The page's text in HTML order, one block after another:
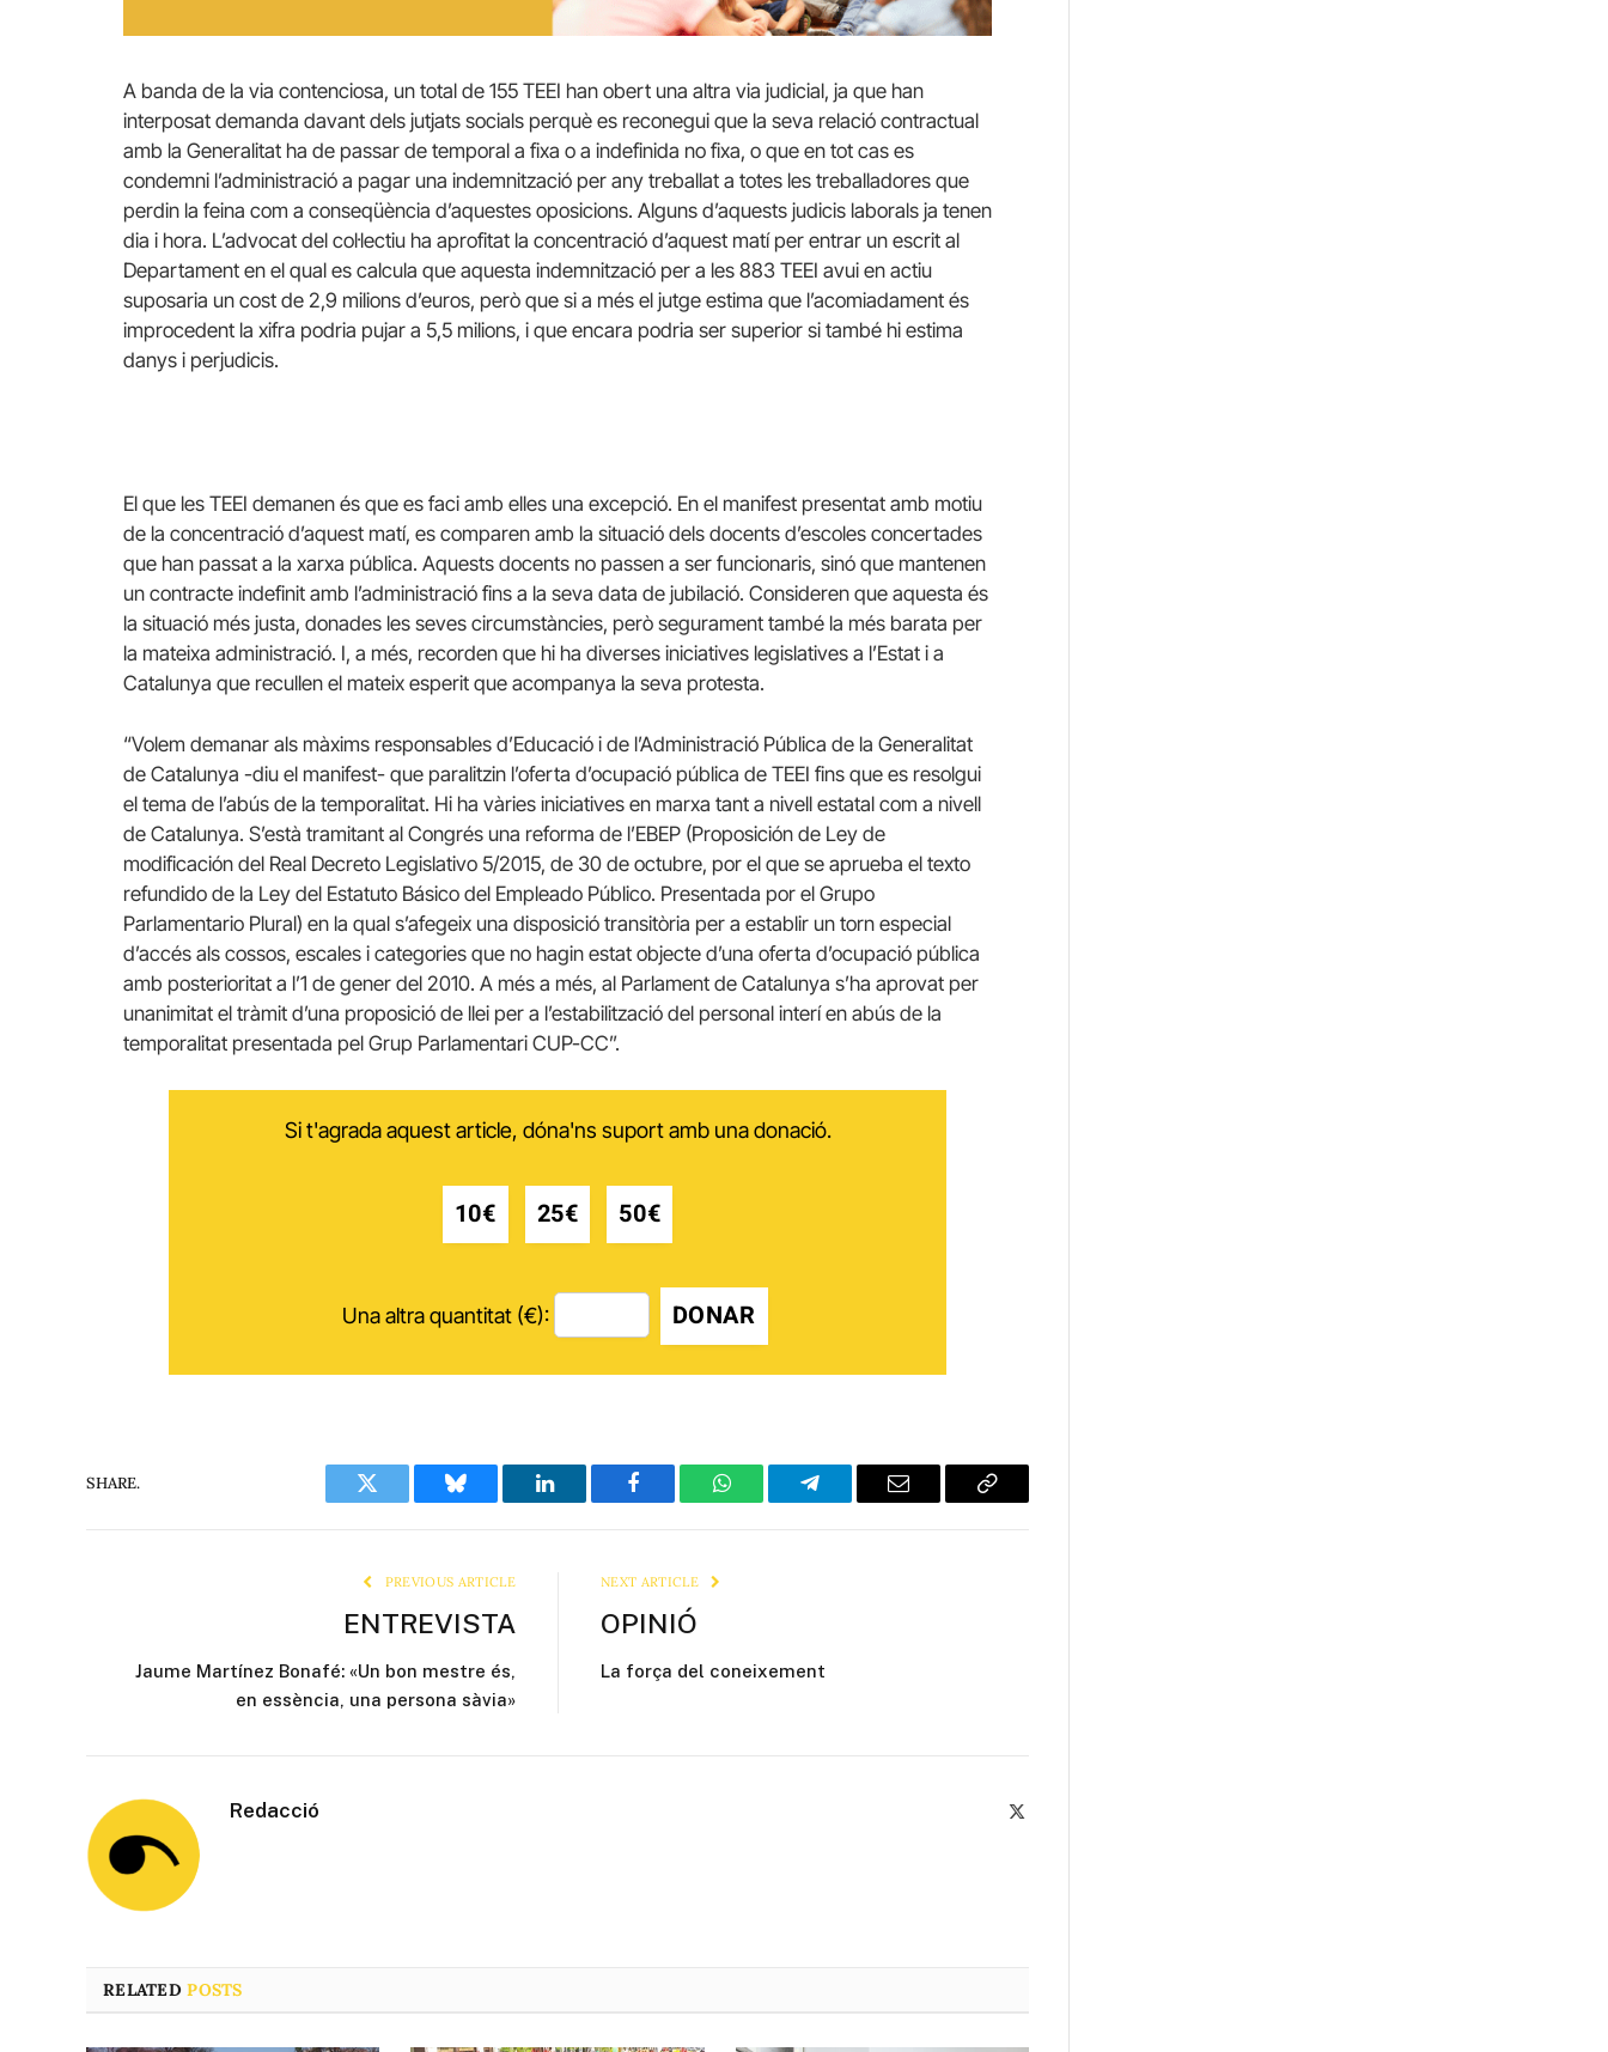
A banda de la via contenciosa, un total de 155 TEEI han obert una altra via judicial, ja que han
interposat demanda davant dels jutjats socials perquè es reconegui que la seva relació contractual
amb la Generalitat ha de passar de temporal a fixa o a indefinida no fixa, o que en tot cas es
condemni l’administració a pagar una indemnització per any treballat a totes les treballadores que
perdin la feina com a conseqüència d’aquestes oposicions. Alguns d’aquests judicis laborals ja tenen
dia i hora. L’advocat del col·lectiu ha aprofitat la concentració d’aquest matí per entrar un escrit al
Departament en el qual es calcula que aquesta indemnització per a les 883 TEEI avui en actiu
suposaria un cost de 2,9 milions d’euros, però que si a més el jutge estima que l’acomiadament és
improcedent la xifra podria pujar a 5,5 milions, i que encara podria ser superior si també hi estima
danys i perjudicis.
El que les TEEI demanen és que es faci amb elles una excepció. En el manifest presentat amb motiu
de la concentració d’aquest matí, es comparen amb la situació dels docents d’escoles concertades
que han passat a la xarxa pública. Aquests docents no passen a ser funcionaris, sinó que mantenen
un contracte indefinit amb l’administració fins a la seva data de jubilació. Consideren que aquesta és
la situació més justa, donades les seves circumstàncies, però segurament també la més barata per
la mateixa administració. I, a més, recorden que hi ha diverses iniciatives legislatives a l’Estat i a
Catalunya que recullen el mateix esperit que acompanya la seva protesta.
“Volem demanar als màxims responsables d’Educació i de l’Administració Pública de la Generalitat
de Catalunya -diu el manifest- que paralitzin l’oferta d’ocupació pública de TEEI fins que es resolgui
el tema de l’abús de la temporalitat. Hi ha vàries iniciatives en marxa tant a nivell estatal com a nivell
de Catalunya. S’està tramitant al Congrés una reforma de l’EBEP (Proposición de Ley de
modificación del Real Decreto Legislativo 5/2015, de 30 de octubre, por el que se aprueba el texto
refundido de la Ley del Estatuto Básico del Empleado Público. Presentada por el Grupo
Parlamentario Plural) en la qual s’afegeix una disposició transitòria per a establir un torn especial
d’accés als cossos, escales i categories que no hagin estat objecte d’una oferta d’ocupació pública
amb posterioritat a l’1 de gener del 2010. A més a més, al Parlament de Catalunya s’ha aprovat per
unanimitat el tràmit d’una proposició de llei per a l’estabilització del personal interí en abús de la
temporalitat presentada pel Grup Parlamentari CUP-CC”.
Si t'agrada aquest article, dóna'ns suport amb una donació.
10€ 25€ 50€
Una altra quantitat (€): DONAR
SHARE.
Twitter Bluesky LinkedIn Facebook WhatsAppTelegram Email
Copy
PREVIOUS ARTICLE
ENTREVISTA
Jaume Martínez Bonafé: «Un bon mestre és,
en essència, una persona sàvia»
NEXT ARTICLE
OPINIÓ
La força del coneixement
Redacció
RELATEDPOSTS